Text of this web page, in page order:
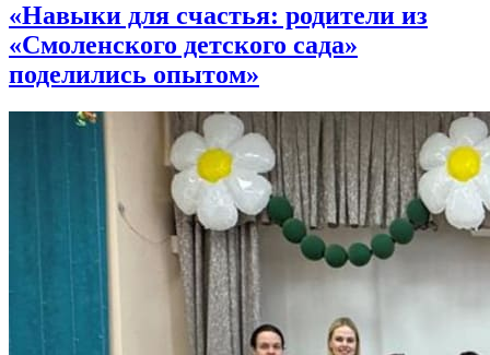
«Навыки для счастья: родители из
«Смоленского детского сада»
поделились опытом»